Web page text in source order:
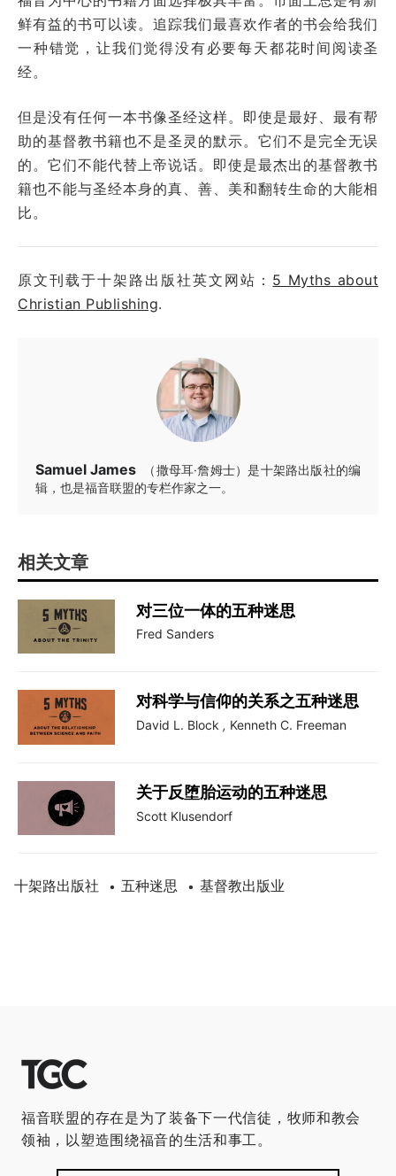
鲜有益的书可以读。追踪我们最喜欢作者的书会给我们
一种错觉，让我们觉得没有必要每天都花时间阅读圣
经。
但是没有任何一本书像圣经这样。即使是最好、最有帮
助的基督教书籍也不是圣灵的默示。它们不是完全无误
的。它们不能代替上帝说话。即使是最杰出的基督教书
籍也不能与圣经本身的真、善、美和翻转生命的大能相
比。
原文刊载于十架路出版社英文网站： 5 Myths about
Christian Publishing.
Samuel James
（撒母耳·詹姆士）是十架路出版社的编
辑，也是福音联盟的专栏作家之一。
相关文章
对三位一体的五种迷思
Fred Sanders
对科学与信仰的关系之五种迷思
David L. Block , Kenneth C. Freeman
关于反堕胎运动的五种迷思
Scott Klusendorf
十架路出版社 • 五种迷思 • 基督教出版业
福音联盟的存在是为了装备下一代信徒，牧师和教会
领袖，以塑造围绕福音的生活和事工。